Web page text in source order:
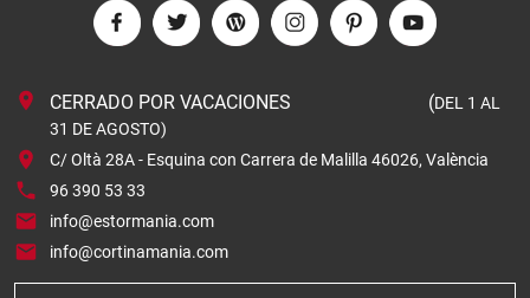
CERRADO POR VACACIONES (DEL 1 AL
31 DE AGOSTO)
C/ Oltà 28A - Esquina con Carrera de Malilla 46026, València
96 390 53 33
info@estormania.com
info@cortinamania.com